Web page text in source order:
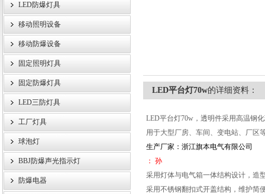
浙江旗本电气有限公司
LED防爆灯具
移动照明设备
移动防爆设备
固定照明灯具
固定防爆灯具
LED三防灯具
工厂灯具
球泡灯
BBJ防爆声光指示灯
防爆电器
LED平台灯70w的详细资料：
LED平台灯70w，透明件采用高温钢
用于大型厂房、车间、变电站、厂区
生产厂家：浙江旗本电气有限公司
： 孙
采用灯体与电气箱一体结构设计，造
采用不锈钢翻扣式开盖结构，维护简